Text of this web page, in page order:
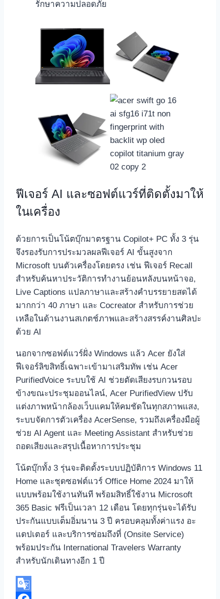
รักษาความปลอดภัย
ฟีเจอร์ AI และซอฟต์แวร์ที่ติดตั้งมาให้
ในเครื่อง
ด้วยการเป็นโน้ตบุ๊กมาตรฐาน Copilot+ PC ทั้ง 3 รุ่น
จึงรองรับการประมวลผลฟีเจอร์ AI ขั้นสูงจาก
Microsoft บนตัวเครื่องโดยตรง เช่น ฟีเจอร์ Recall
สำหรับค้นหาประวัติการทำงานย้อนหลังบนหน้าจอ,
Live Captions แปลภาษาและสร้างคำบรรยายสดได้
มากกว่า 40 ภาษา และ Cocreator สำหรับการช่วย
เหลือในด้านงานสเกตช์ภาพและสร้างสรรค์งานศิลปะ
ด้วย AI
นอกจากซอฟต์แวร์ฝั่ง Windows แล้ว Acer ยังใส่
ฟีเจอร์ลิขสิทธิ์เฉพาะเข้ามาเสริมทัพ เช่น Acer
PurifiedVoice ระบบใช้ AI ช่วยตัดเสียงรบกวนรอบ
ข้างขณะประชุมออนไลน์, Acer PurifiedView ปรับ
แต่งภาพหน้ากล้องเว็บแคมให้คมชัดในทุกสภาพแสง,
ระบบจัดการตัวเครื่อง AcerSense, รวมถึงเครื่องมือผู้
ช่วย AI Agent และ Meeting Assistant สำหรับช่วย
ถอดเสียงและสรุปเนื้อหาการประชุม
โน้ตบุ๊กทั้ง 3 รุ่นจะติดตั้งระบบปฏิบัติการ Windows 11
Home และชุดซอฟต์แวร์ Office Home 2024 มาให้
แบบพร้อมใช้งานทันที พร้อมสิทธิ์ใช้งาน Microsoft
365 Basic ฟรีเป็นเวลา 12 เดือน โดยทุกรุ่นจะได้รับ
ประกันแบบเต็มอิ่มนาน 3 ปี ครอบคลุมทั้งค่าแรง อะ
แดปเตอร์ และบริการซ่อมถึงที่ (Onsite Service)
พร้อมประกัน International Travelers Warranty
สำหรับนักเดินทางอีก 1 ปี